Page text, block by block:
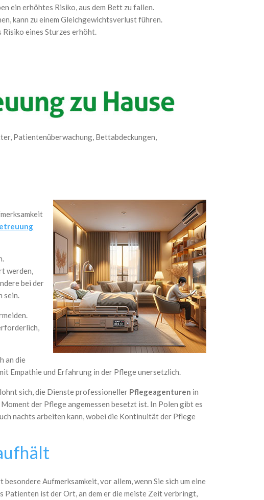
ein erhöhtes Risiko, aus dem Bett zu fallen.
kann zu einem Gleichgewichtsverlust führen.
eines Sturzes erhöht.
Patientenüberwachung, Bettabdeckungen,
werden,
bei der
sein.
an die
Empathie und Erfahrung in der Pflege unersetzlich.
sich, die Dienste professioneller Pflegeagenturen in
der Pflege angemessen besetzt ist. In Polen gibt es
nachts arbeiten kann, wobei die Kontinuität der Pflege
Aufmerksamkeit, vor allem, wenn Sie sich um eine
Patienten ist der Ort, an dem er die meiste Zeit verbringt,